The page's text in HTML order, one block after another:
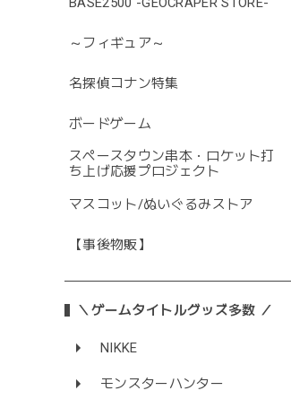
～フィギュア～
名探偵コナン特集
ボードゲーム
スペースタウン串本・ロケット打
ち上げ応援プロジェクト
マスコット/ぬいぐるみストア
【事後物販】
＼ゲームタイトルグッズ多数 ／
NIKKE
モンスターハンター